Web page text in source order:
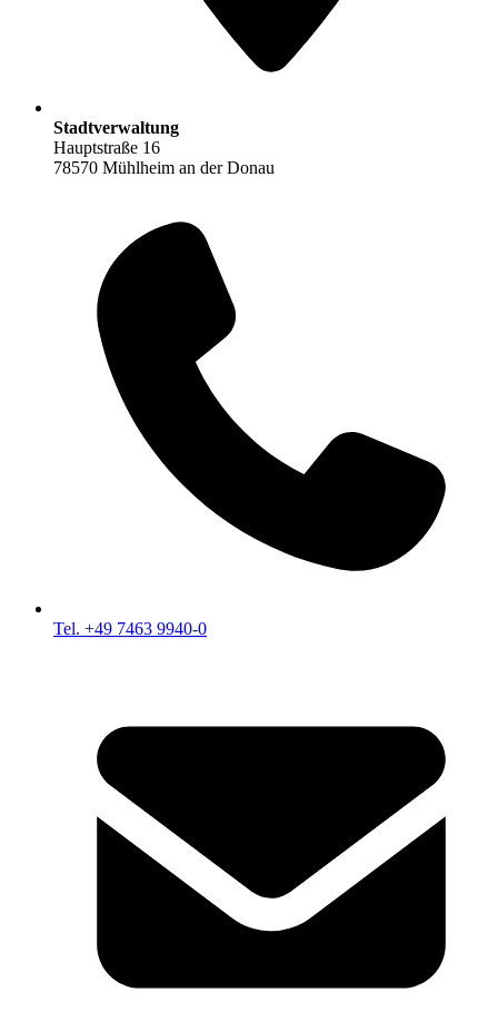
Stadtverwaltung
Hauptstraße 16
78570 Mühlheim an der Donau
Tel. +49 7463 9940-0